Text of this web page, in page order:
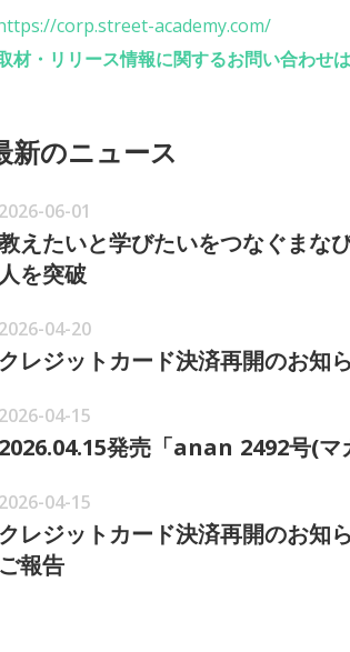
corp.street-academy.com/
材・リリース情報に関するお問い合わせ
新のニュース
2026-06-01
えたいと学びたいをつなぐまな
人を突破
2026-04-20
クレジットカード決済再開のお知
2026-04-15
2026.04.15発売「anan 2492号(マ
2026-04-15
クレジットカード決済再開のお知
ご報告